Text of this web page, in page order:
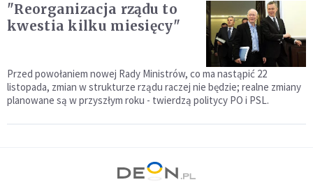
"Reorganizacja rządu to
kwestia kilku miesięcy"
Przed powołaniem nowej Rady Ministrów, co ma nastąpić 22
listopada, zmian w strukturze rządu raczej nie będzie; realne zmiany
planowane są w przyszłym roku - twierdzą politycy PO i PSL.